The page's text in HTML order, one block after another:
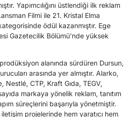
Yapımcılığını üstlendiği ilk reklam
Filmi ile 21. Kristal Elma
ödül kazanmıştır. Ege
Gazetecilik Bölümü’nde yüksek
alanında sürdüren Dursun,
arasında yer almıştır. Alarko,
Nestlé, CTP, Kraft Gıda, TEGV,
markaya yönelik reklam, tanıtım
süreçlerini başarıyla yönetmiştir.
projelerinde hem yaratıcı hem